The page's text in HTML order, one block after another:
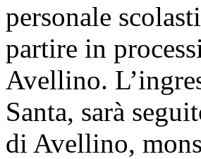
personale
partire in
Avellino.
Santa, sarà
di Avellino,